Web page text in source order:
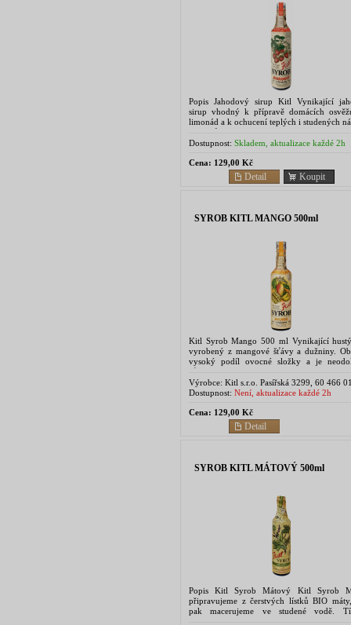
Popis Jahodový sirup Kitl Vynikající
sirup vhodný k přípravě domácích
limonád a k ochucení teplých i studených
koktejlů. Co jste o jahodách možná
Dostupnost: Skladem, aktualizace každé 2h
Cena: 129,00 Kč
Koupit
Detail
SYROB KITL MANGO 500ml
Kitl Syrob Mango 500 ml Vynikající
vyrobený z mangové šťávy a dužniny.
vysoký podíl ovocné složky a je
šťavnatý. Skvěle se hodí pro přípravu
domácích...
Výrobce: Kitl s.r.o. Pasířská 3299, 60 466
Jablonec nad Nisou
Dostupnost: Není, aktualizace každé 2h
Cena: 129,00 Kč
Detail
SYROB KITL MÁTOVÝ 500ml
Popis Kitl Syrob Mátový Kitl Syrob
připravujeme z čerstvých lístků BIO
pak macerujeme ve studené vodě.